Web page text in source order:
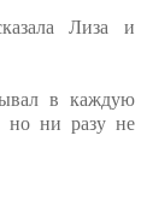
Лиза и
в каждую
но ни разу не